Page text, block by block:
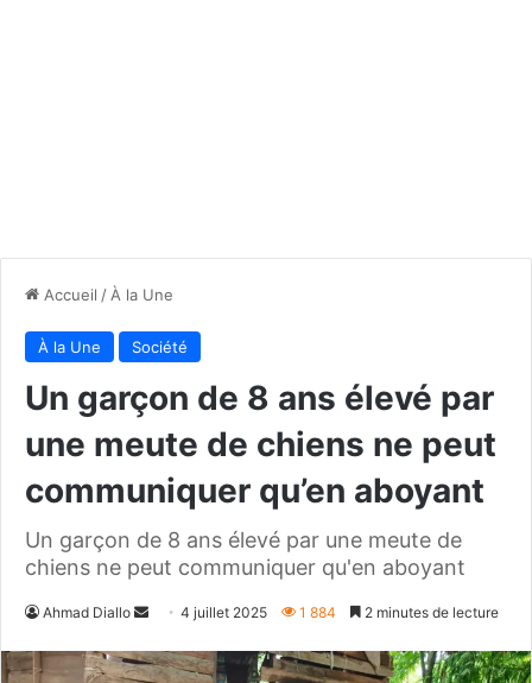
Accueil / À la Une
À la Une Société
Un garçon de 8 ans élevé par
une meute de chiens ne peut
communiquer qu’en aboyant
Un garçon de 8 ans élevé par une meute de
chiens ne peut communiquer qu'en aboyant
Ahmad Diallo
Envoyer
courriel
4 juillet 2025 1 884 2 minutes de lecture